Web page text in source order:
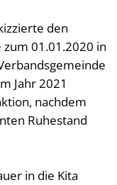
den
zum 01.01.2020 in
Jahr 2021
nachdem
Ruhestand
in die Kita